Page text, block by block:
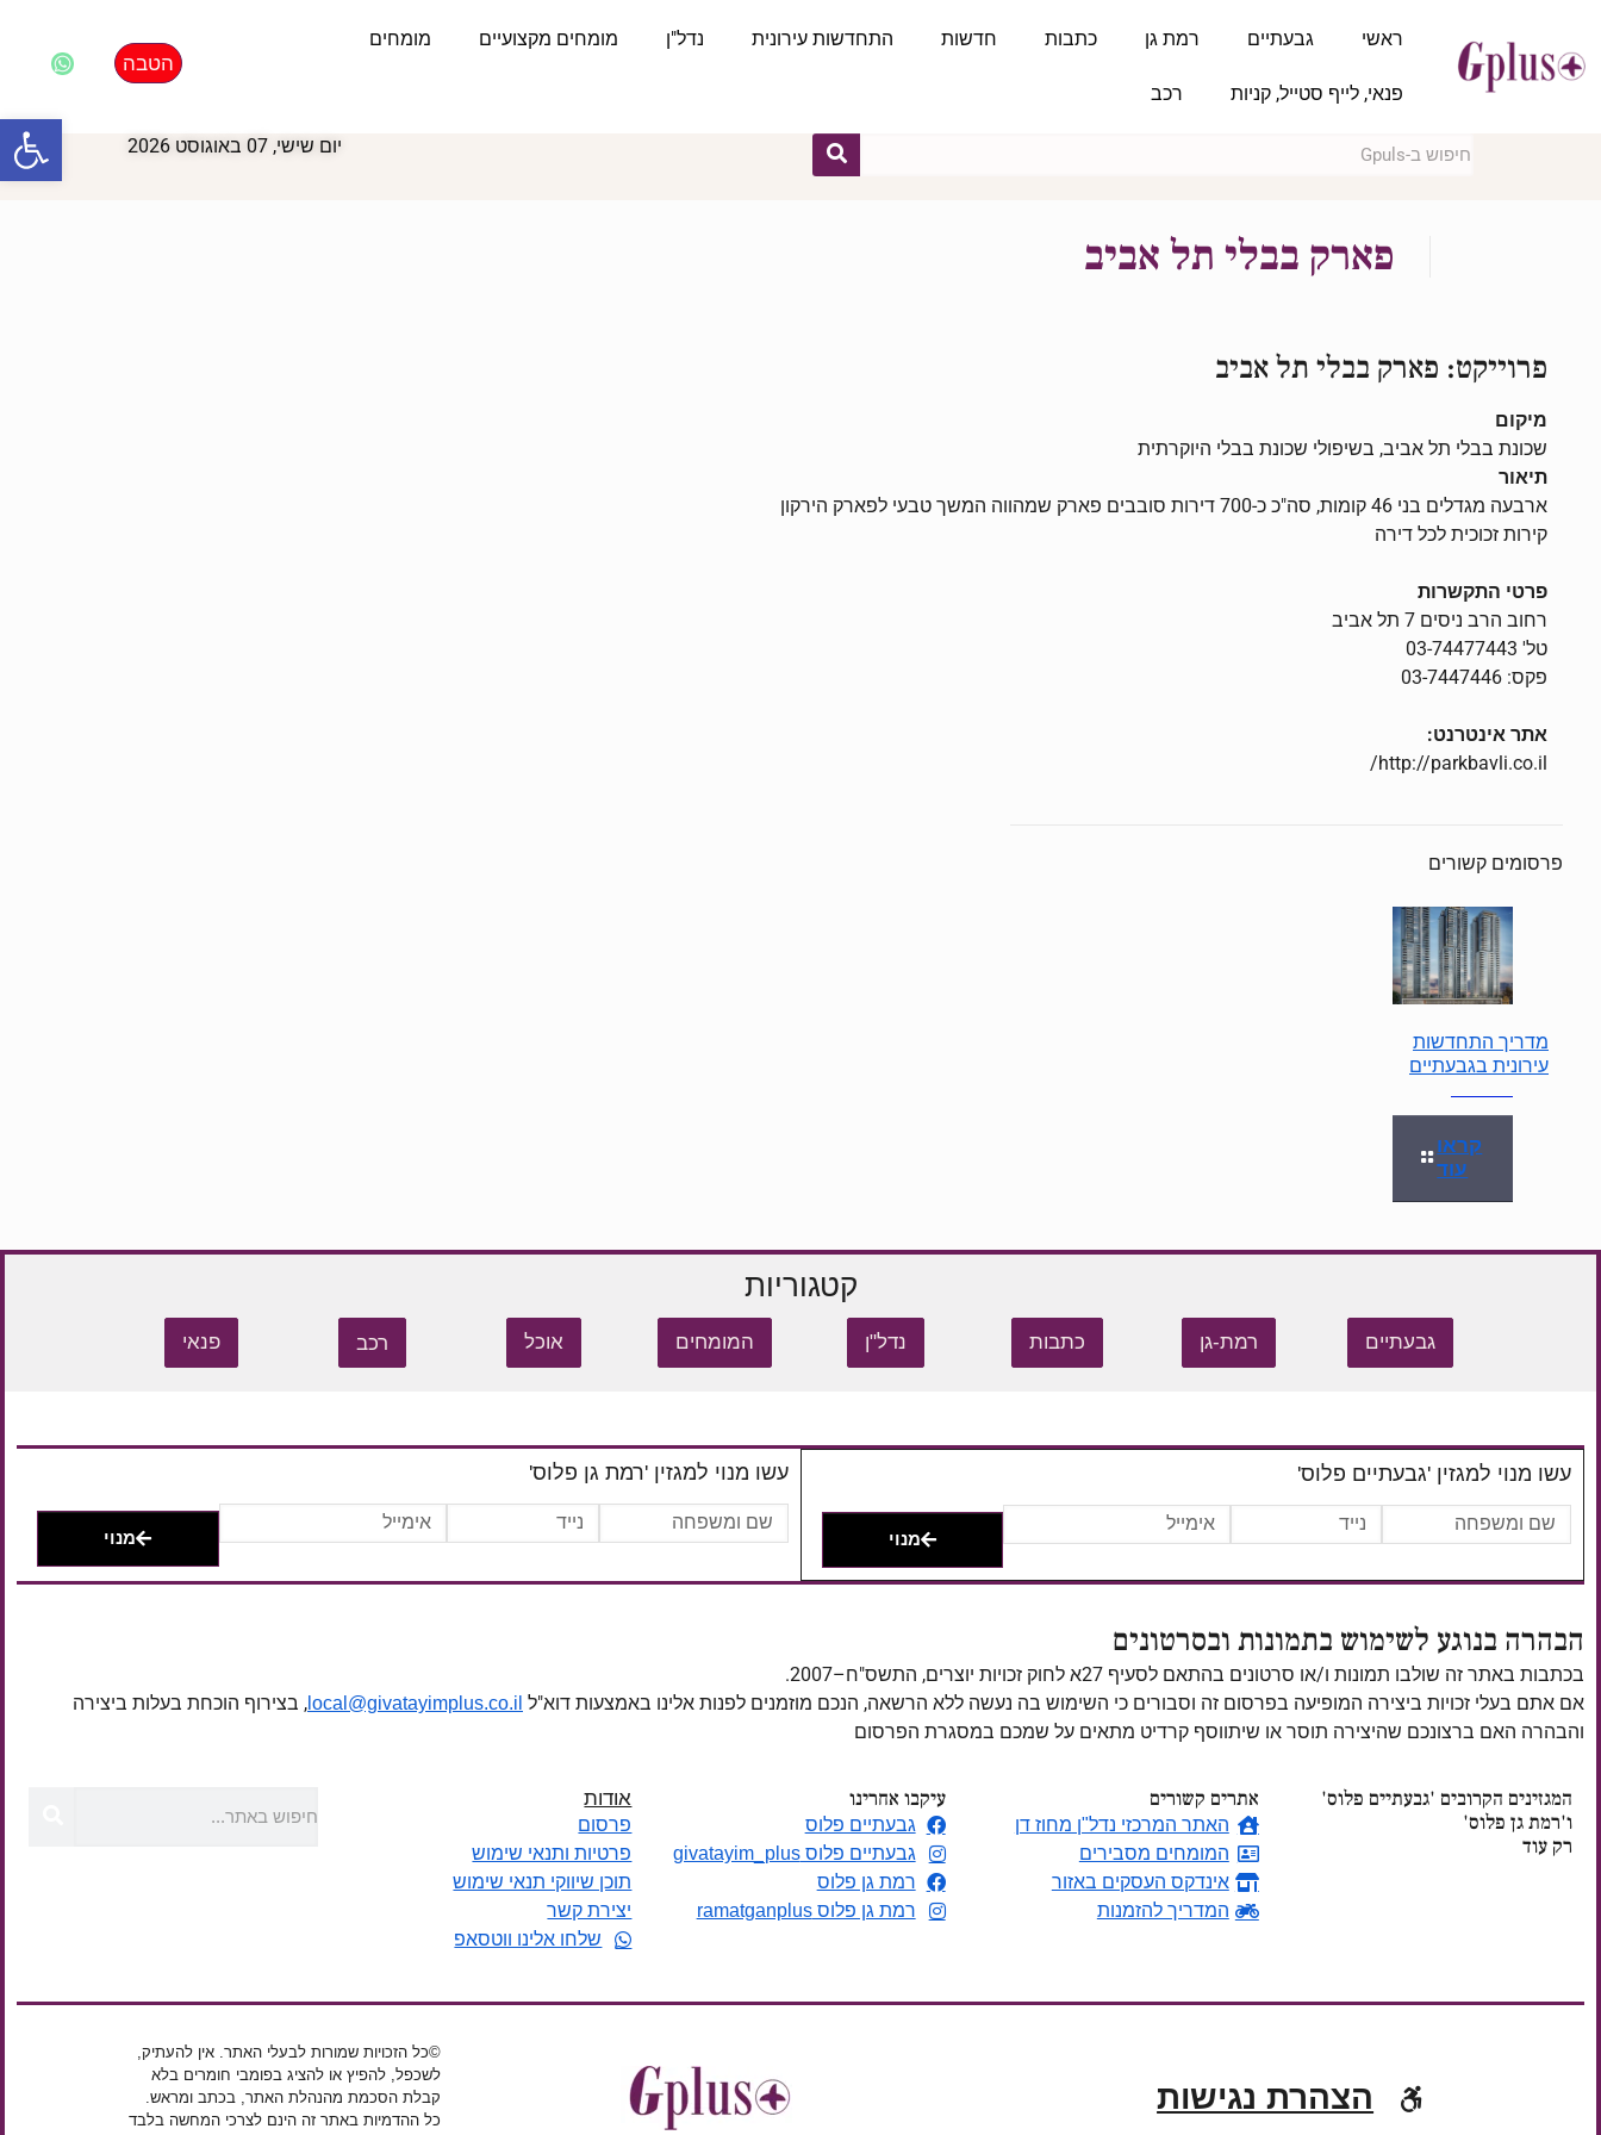
ראשי גבעתיים רמת גן כתבות חדשות התחדשות עירונית נדל"ן מומחים מקצועיים מומחים
פנאי, לייף סטייל, קניות רכב
הטבה
יום שישי, 07 באוגוסט 2026
פארק בבלי תל אביב
פרוייקט: פארק בבלי תל אביב
מיקום
שכונת בבלי תל אביב, בשיפולי שכונת בבלי היוקרתית
תיאור
ארבעה מגדלים בני 46 קומות, סה"כ כ-700 דירות סובבים פארק שמהווה המשך טבעי לפארק הירקון
קירות זכוכית לכל דירה
פרטי התקשרות
רחוב הרב ניסים 7 תל אביב
טל' 03-74477443
פקס: 03-7447446
אתר אינטרנט:
http://parkbavli.co.il/
פרסומים קשורים
מדריך התחדשות
עירונית בגבעתיים
קראו
עוד
קטגוריות
גבעתיים רמת-גן כתבות נדל"ן המומחים אוכל רכב פנאי
עשו מנוי למגזין 'גבעתיים פלוס'
מנוי
עשו מנוי למגזין 'רמת גן פלוס'
מנוי
הבהרה בנוגע לשימוש בתמונות ובסרטונים
בכתבות באתר זה שולבו תמונות ו/או סרטונים בהתאם לסעיף 27א לחוק זכויות יוצרים, התשס"ח–2007.
אם אתם בעלי זכויות ביצירה המופיעה בפרסום זה וסבורים כי השימוש בה נעשה ללא הרשאה, הנכם מוזמנים לפנות אלינו באמצעות דוא"ל local@givatayimplus.co.il , בצירוף הוכחת בעלות ביצירה
והבהרה האם ברצונכם שהיצירה תוסר או שיתווסף קרדיט מתאים על שמכם במסגרת הפרסום
המגזינים הקרובים 'גבעתיים פלוס'
ו'רמת גן פלוס'
רק עוד
אתרים קשורים
האתר המרכזי נדל"ן מחוז דן
המומחים מסבירים
אינדקס העסקים באזור
המדריך להזמנות
עיקבו אחרינו
גבעתיים פלוס
גבעתיים פלוס givatayim_plus
רמת גן פלוס
רמת גן פלוס ramatganplus
אודות
פרסום
פרטיות ותנאי שימוש
תוכן שיווקי תנאי שימוש
יצירת קשר
שלחו אלינו ווטסאפ
הצהרת נגישות
©כל הזכויות שמורות לבעלי האתר. אין להעתיק,
לשכפל, להפיץ או להציג בפומבי חומרים בלא
קבלת הסכמת מהנהלת האתר, בכתב ומראש.
כל ההדמיות באתר זה הינם לצרכי המחשה בלבד
פתח